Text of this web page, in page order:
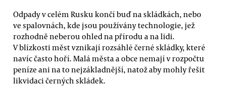
Odpady v celém Rusku končí buď na skládkách, nebo
ve spalovnách, kde jsou používány technologie, jež
rozhodně neberou ohled na přírodu a na lidi.
V blízkosti měst vznikají rozsáhlé černé skládky, které
navíc často hoří. Malá města a obce nemají v rozpočtu
peníze ani na to nejzákladnější, natož aby mohly řešit
likvidaci černých skládek.